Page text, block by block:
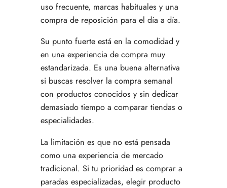
uso frecuente, marcas habituales y una
compra de reposición para el día a día.
Su punto fuerte está en la comodidad y
en una experiencia de compra muy
estandarizada. Es una buena alternativa
si buscas resolver la compra semanal
con productos conocidos y sin dedicar
demasiado tiempo a comparar tiendas o
especialidades.
La limitación es que no está pensada
como una experiencia de mercado
tradicional. Si tu prioridad es comprar a
paradas especializadas, elegir producto